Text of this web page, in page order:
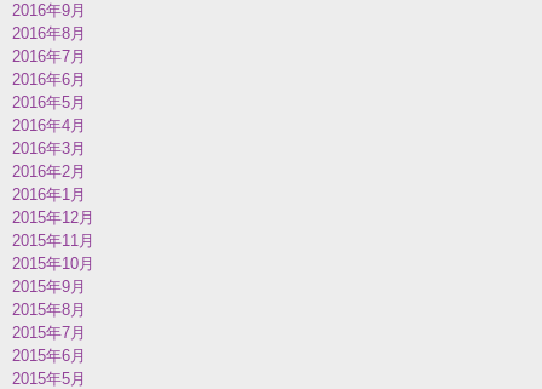
2016年9月
2016年8月
2016年7月
2016年6月
2016年5月
2016年4月
2016年3月
2016年2月
2016年1月
2015年12月
2015年11月
2015年10月
2015年9月
2015年8月
2015年7月
2015年6月
2015年5月